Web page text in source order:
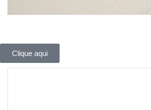
Clique aqui